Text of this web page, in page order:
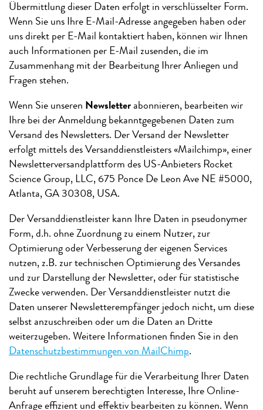
Übermittlung dieser Daten erfolgt in verschlüsselter Form.
Wenn Sie uns Ihre E-Mail-Adresse angegeben haben oder
uns direkt per E-Mail kontaktiert haben, können wir Ihnen
auch Informationen per E-Mail zusenden, die im
Zusammenhang mit der Bearbeitung Ihrer Anliegen und
Fragen stehen.
Wenn Sie unseren Newsletter abonnieren, bearbeiten wir
Ihre bei der Anmeldung bekanntgegebenen Daten zum
Versand des Newsletters. Der Versand der Newsletter
erfolgt mittels des Versanddienstleisters «Mailchimp», einer
Newsletterversandplattform des US-Anbieters Rocket
Science Group, LLC, 675 Ponce De Leon Ave NE #5000,
Atlanta, GA 30308, USA.
Der Versanddienstleister kann Ihre Daten in pseudonymer
Form, d.h. ohne Zuordnung zu einem Nutzer, zur
Optimierung oder Verbesserung der eigenen Services
nutzen, z.B. zur technischen Optimierung des Versandes
und zur Darstellung der Newsletter, oder für statistische
Zwecke verwenden. Der Versanddienstleister nutzt die
Daten unserer Newsletterempfänger jedoch nicht, um diese
selbst anzuschreiben oder um die Daten an Dritte
weiterzugeben. Weitere Informationen finden Sie in den
Datenschutzbestimmungen von MailChimp.
Die rechtliche Grundlage für die Verarbeitung Ihrer Daten
beruht auf unserem berechtigten Interesse, Ihre Online-
Anfrage effizient und effektiv bearbeiten zu können. Wenn